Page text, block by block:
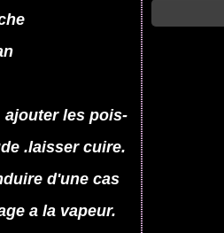
ajouter les pois-
.laisser cuire.
d'une cas
a la vapeur.